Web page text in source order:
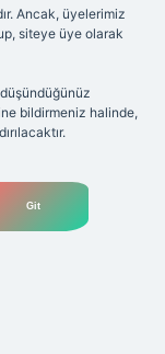
Ancak, üyelerimiz
siteye üye olarak
bildirmeniz halinde,